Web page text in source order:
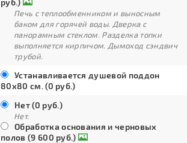
руб.)
Печь с теплообменником и выносным
баком для горячей воды. Дверка с
панорамным стеклом. Разделка топки
выполняется кирпичом. Дымоход сэндвич
трубой.
Устанавливается душевой поддон
80х80 см. (0 руб.)
Нет (0 руб.)
Нет.
Обработка основания и черновых
полов (9 600 руб.)